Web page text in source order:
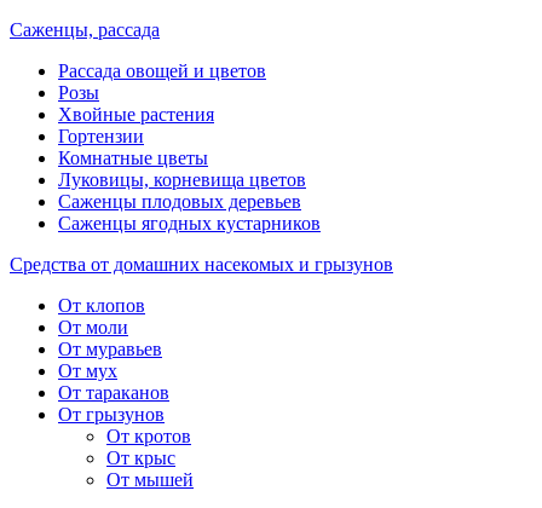
Саженцы, рассада
Рассада овощей и цветов
Розы
Хвойные растения
Гортензии
Комнатные цветы
Луковицы, корневища цветов
Саженцы плодовых деревьев
Саженцы ягодных кустарников
Средства от домашних насекомых и грызунов
От клопов
От моли
От муравьев
От мух
От тараканов
От грызунов
От кротов
От крыс
От мышей